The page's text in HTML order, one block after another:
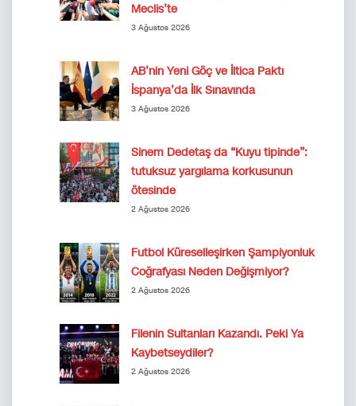
Meclis’te
3 Ağustos 2026
AB’nin Yeni Göç ve İltica Paktı
İspanya’da İlk Sınavında
3 Ağustos 2026
Sinem Dedetaş da “Kuyu tipinde”:
tutuksuz yargılama korkusunun
ötesinde
2 Ağustos 2026
Futbol Küreselleşirken Şampiyonluk
Coğrafyası Neden Değişmiyor?
2 Ağustos 2026
Filenin Sultanları Kazandı. Peki Ya
Kaybetseydiler?
2 Ağustos 2026